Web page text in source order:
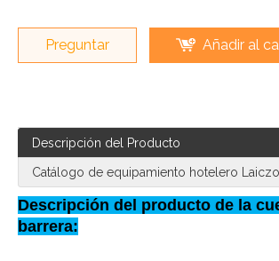
Preguntar Añadir al
Descripción del Producto
Catálogo de equipamiento hotelero
Descripción del producto de la
barrera: